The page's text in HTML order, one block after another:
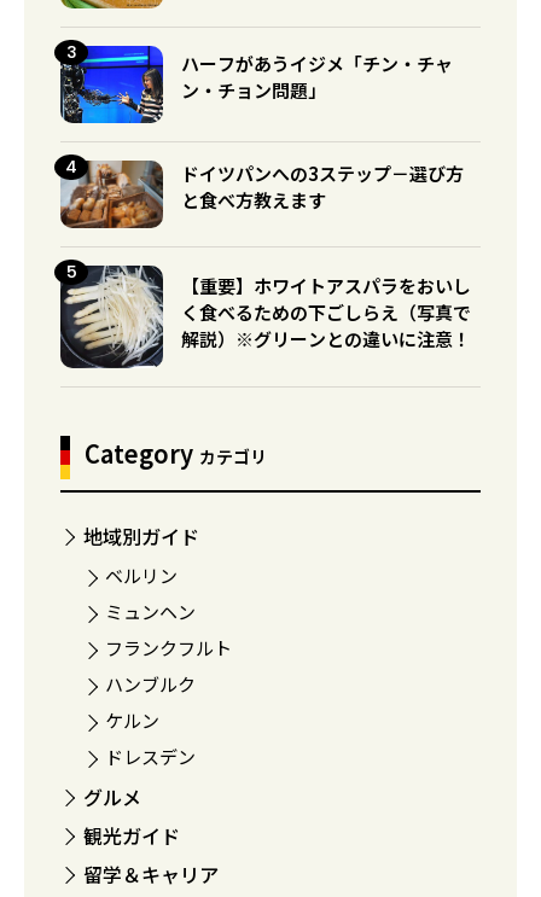
ハーフがあうイジメ「チン・チャ
ン・チョン問題」
ドイツパンへの3ステップ－選び方
と食べ方教えます
【重要】ホワイトアスパラをおいし
く食べるための下ごしらえ（写真で
解説）※グリーンとの違いに注意！
Category カテゴリ
地域別ガイド
ベルリン
ミュンヘン
フランクフルト
ハンブルク
ケルン
ドレスデン
グルメ
観光ガイド
留学＆キャリア